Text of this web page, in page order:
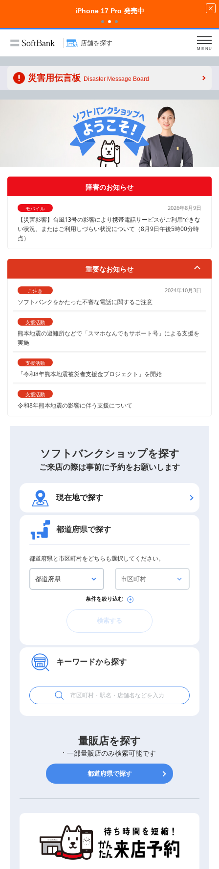
iPhone 17 Pro 発売中
店舗を探す
MENU
災害用伝言板 Disaster Message Board
障害のお知らせ
モバイル 2026年8月9日
【災害影響】台風13号の影響により携帯電話サービスがご利用できな
い状況、またはご利用しづらい状況について（8月9日午後5時00分時
点）
重要なお知らせ
ご注意 2024年10月3日
ソフトバンクをかたった不審な電話に関するご注意
支援活動
熊本地震の避難所などで「スマホなんでもサポート号」による支援を
実施
支援活動
「令和8年熊本地震被災者支援金プロジェクト」を開始
支援活動
令和8年熊本地震の影響に伴う支援について
ソフトバンクショップを探す
ご来店の際は事前に予約をお願いします
現在地で探す
都道府県で探す
都道府県と市区町村をどちらも選択してください。
条件を絞り込む
検索する
キーワードから探す
量販店を探す
一部量販店のみ検索可能です
都道府県で探す